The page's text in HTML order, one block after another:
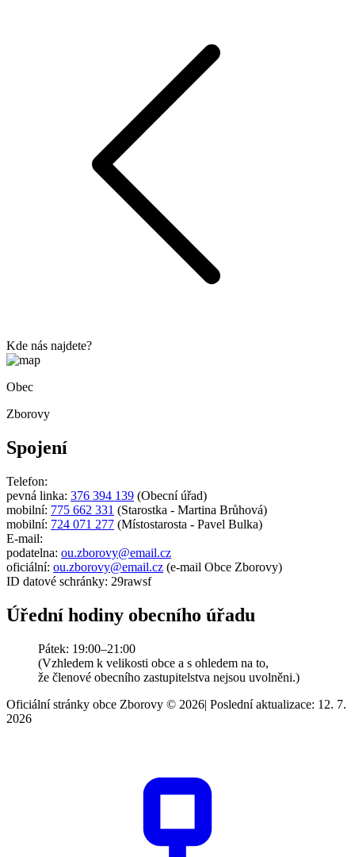
Kde nás najdete?
Obec
Zborovy
Spojení
Telefon:
pevná linka: 376 394 139 (Obecní úřad)
mobilní: 775 662 331 (Starostka - Martina Brůhová)
mobilní: 724 071 277 (Místostarosta - Pavel Bulka)
E-mail:
podatelna: ou.zborovy@email.cz
oficiální: ou.zborovy@email.cz (e-mail Obce Zborovy)
ID datové schránky: 29rawsf
Úřední hodiny obecního úřadu
Pátek: 19:00–21:00
(Vzhledem k velikosti obce a s ohledem na to,
že členové obecního zastupitelstva nejsou uvolněni.)
Oficiální stránky obce Zborovy © 2026| Poslední aktualizace: 12. 7.
2026